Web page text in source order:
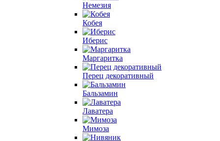
Немезия
Кобея
Иберис
Маргаритка
Перец декоративный
Бальзамин
Лаватера
Мимоза